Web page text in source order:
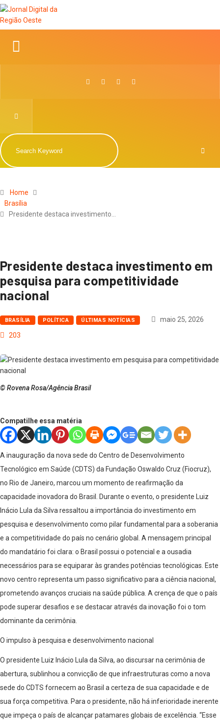
Home
Brasília
Presidente destaca investimento…
Presidente destaca investimento em
pesquisa para competitividade
nacional
BRASÍLIA POLÍTICA ÚLTIMAS NOTÍCIAS
maio 25, 2026
203
© Rovena Rosa/Agência Brasil
Compatilhe essa matéria
A inauguração da nova sede do Centro de Desenvolvimento
Tecnológico em Saúde (CDTS) da Fundação Oswaldo Cruz (Fiocruz),
no Rio de Janeiro, marcou um momento de reafirmação da
capacidade inovadora do Brasil. Durante o evento, o presidente Luiz
Inácio Lula da Silva ressaltou a importância do investimento em
pesquisa e desenvolvimento como pilar fundamental para a soberania
e a competitividade do país no cenário global. A mensagem principal
do mandatário foi clara: o Brasil possui o potencial e a ousadia
necessários para se equiparar às grandes potências tecnológicas. Este
novo centro representa um passo significativo para a ciência nacional,
prometendo avanços cruciais na saúde pública. A crença de que o país
pode superar desafios e se destacar através da inovação foi o tom
dominante da cerimônia.
O impulso à pesquisa e desenvolvimento nacional
O presidente Luiz Inácio Lula da Silva, ao discursar na cerimônia de
abertura, sublinhou a convicção de que infraestruturas como a nova
sede do CDTS fornecem ao Brasil a certeza de sua capacidade e de
sua força competitiva. Para o presidente, não há inferioridade inerente
que impeça o país de alcançar patamares globais de excelência. “Esse